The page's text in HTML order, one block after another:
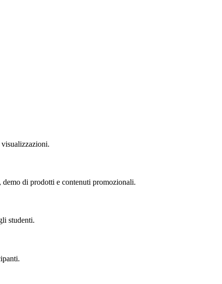
di prodotti e contenuti promozionali.
studenti.